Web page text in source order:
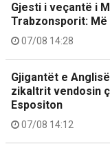
Gjesti i veçantë i
Trabzonsporit:
07/08 14:28
Gjigantët e
zikaltrit vendosin
Espositon
07/08 14:12